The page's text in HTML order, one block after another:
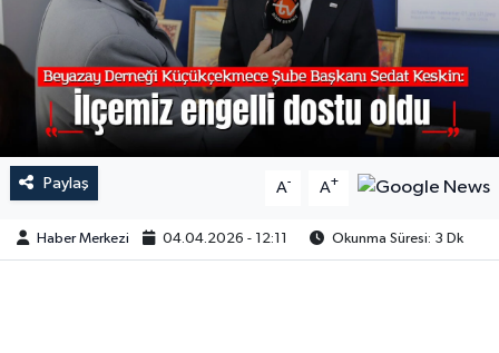
Paylaş A- A+
Haber Merkezi 04.04.2026 - 12:11 Okunma Süresi: 3 Dk